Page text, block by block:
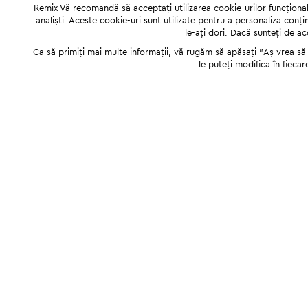
Remix Vă recomandă să acceptați utilizarea cookie-urilor
analiști. Aceste cookie-uri sunt utilizate pentru a personaliza
le-ați dori. Dacă sunteți de
Ca să primiți mai multe informații, vă rugăm să apăsați "Аș vrea
le puteți modifica în